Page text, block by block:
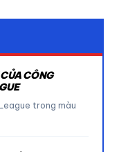
CÔNG
trong màu